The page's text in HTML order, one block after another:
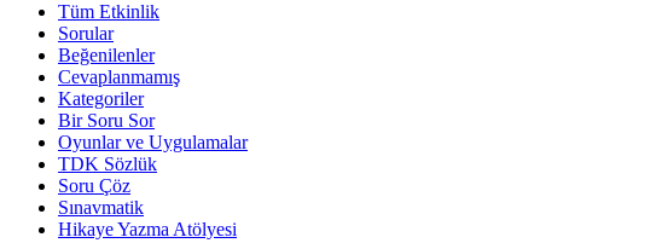
Tüm Etkinlik
Sorular
Beğenilenler
Cevaplanmamış
Kategoriler
Bir Soru Sor
Oyunlar ve Uygulamalar
TDK Sözlük
Soru Çöz
Sınavmatik
Hikaye Yazma Atölyesi